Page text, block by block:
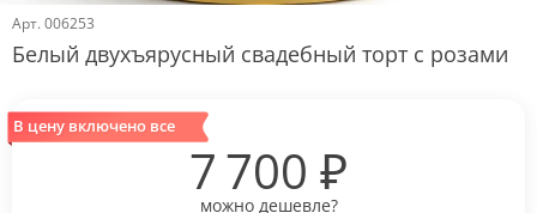
Арт. 006253
Белый двухъярусный свадебный торт с розами
В цену включено все
7 700 ₽
можно дешевле?